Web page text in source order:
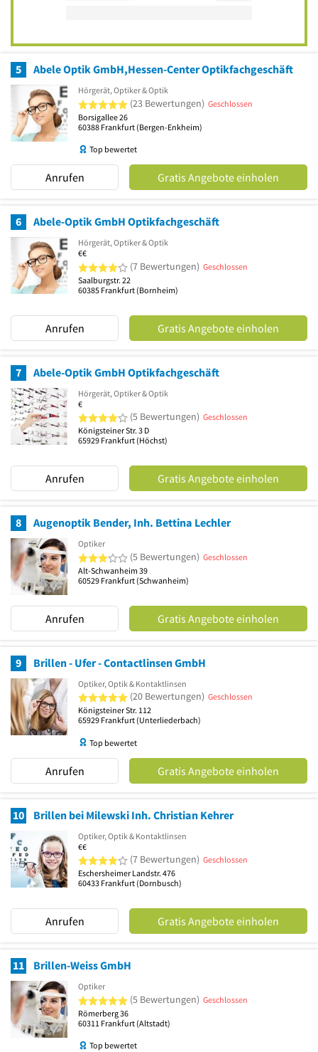
5 Abele Optik GmbH,Hessen-Center Optikfachgeschäft
Hörgerät, Optiker & Optik
5 von 5 Sternen
(23 Bewertungen) Geschlossen
Borsigallee 26
60388 Frankfurt (Bergen-Enkheim)
Top bewertet
Anrufen Gratis Angebote einholen
6 Abele-Optik GmbH Optikfachgeschäft
Hörgerät, Optiker & Optik
€€
4 von 5 Sternen
(7 Bewertungen) Geschlossen
Saalburgstr. 22
60385 Frankfurt (Bornheim)
Anrufen Gratis Angebote einholen
7 Abele-Optik GmbH Optikfachgeschäft
Hörgerät, Optiker & Optik
€
4 von 5 Sternen
(5 Bewertungen) Geschlossen
Königsteiner Str. 3 D
65929 Frankfurt (Höchst)
Anrufen Gratis Angebote einholen
8 Augenoptik Bender, Inh. Bettina Lechler
Optiker
3 von 5 Sternen
(5 Bewertungen) Geschlossen
Alt-Schwanheim 39
60529 Frankfurt (Schwanheim)
Anrufen Gratis Angebote einholen
9 Brillen - Ufer - Contactlinsen GmbH
Optiker, Optik & Kontaktlinsen
5 von 5 Sternen
(20 Bewertungen) Geschlossen
Königsteiner Str. 112
65929 Frankfurt (Unterliederbach)
Top bewertet
Anrufen Gratis Angebote einholen
10 Brillen bei Milewski Inh. Christian Kehrer
Optiker, Optik & Kontaktlinsen
€€
4 von 5 Sternen
(7 Bewertungen) Geschlossen
Eschersheimer Landstr. 476
60433 Frankfurt (Dornbusch)
Anrufen Gratis Angebote einholen
11 Brillen-Weiss GmbH
Optiker
5 von 5 Sternen
(5 Bewertungen) Geschlossen
Römerberg 36
60311 Frankfurt (Altstadt)
Top bewertet